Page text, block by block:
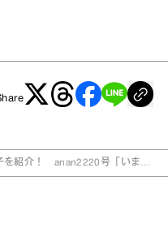
を紹介！ anan2220号「いま、